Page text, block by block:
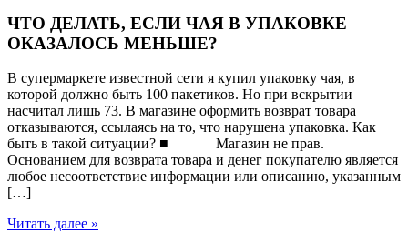
ЧТО ДЕЛАТЬ, ЕСЛИ ЧАЯ В УПАКОВКЕ
ОКАЗАЛОСЬ МЕНЬШЕ?
В супермаркете известной сети я купил упаковку чая, в
которой должно быть 100 пакетиков. Но при вскрытии
насчитал лишь 73. В магазине оформить возврат товара
отказываются, ссылаясь на то, что нарушена упаковка. Как
быть в такой ситуации? ■ Магазин не прав.
Основанием для возврата товара и денег покупателю является
любое несоответствие информации или описанию, указанным
[…]
Читать далее »